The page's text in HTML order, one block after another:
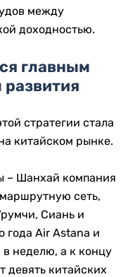
между
доходностью.
главным
стратегии стала
китайском рынке.
– Шанхай компания
сеть,
Сиань и
года Air Astana и
неделю, а к концу
девять китайских